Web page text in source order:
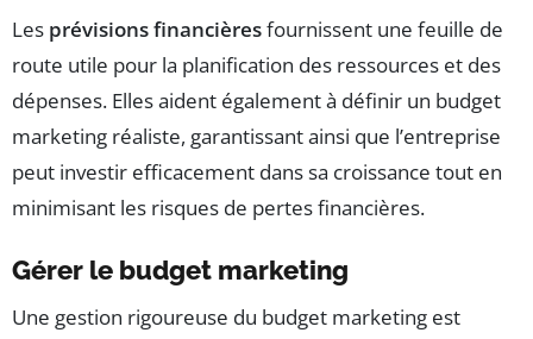
Les prévisions financièresfournissent une feuille de
route utile pour la planification des ressources et des
dépenses. Elles aident également à définir un budget
marketing réaliste, garantissant ainsi que l’entreprise
peut investir efficacement dans sa croissance tout en
minimisant les risques de pertes financières.
Gérer le budget marketing
Une gestion rigoureuse du budget marketing est